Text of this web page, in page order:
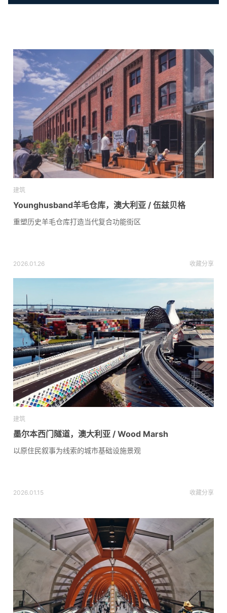
建筑
Younghusband羊毛仓库，澳大利亚 / 伍兹贝格
重塑历史羊毛仓库打造当代复合功能街区
2026.01.26 收藏分享
建筑
墨尔本西门隧道，澳大利亚 / Wood Marsh
以原住民叙事为线索的城市基础设施景观
2026.01.15 收藏分享